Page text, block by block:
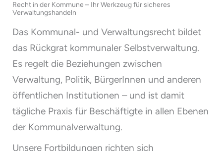
Recht in der Kommune – Ihr Werkzeug für sicheres
Verwaltungshandeln
Das Kommunal- und Verwaltungsrecht bildet
das Rückgrat kommunaler Selbstverwaltung.
Es regelt die Beziehungen zwischen
Verwaltung, Politik, BürgerInnen und anderen
öffentlichen Institutionen – und ist damit
tägliche Praxis für Beschäftigte in allen Ebenen
der Kommunalverwaltung.
Unsere Fortbildungen richten sich